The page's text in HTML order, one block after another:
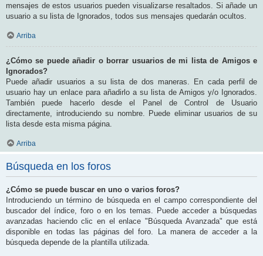
mensajes de estos usuarios pueden visualizarse resaltados. Si añade un
usuario a su lista de Ignorados, todos sus mensajes quedarán ocultos.
Arriba
¿Cómo se puede añadir o borrar usuarios de mi lista de Amigos e
Ignorados?
Puede añadir usuarios a su lista de dos maneras. En cada perfil de
usuario hay un enlace para añadirlo a su lista de Amigos y/o Ignorados.
También puede hacerlo desde el Panel de Control de Usuario
directamente, introduciendo su nombre. Puede eliminar usuarios de su
lista desde esta misma página.
Arriba
Búsqueda en los foros
¿Cómo se puede buscar en uno o varios foros?
Introduciendo un término de búsqueda en el campo correspondiente del
buscador del índice, foro o en los temas. Puede acceder a búsquedas
avanzadas haciendo clic en el enlace "Búsqueda Avanzada" que está
disponible en todas las páginas del foro. La manera de acceder a la
búsqueda depende de la plantilla utilizada.